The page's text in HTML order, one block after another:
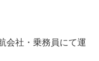
会社・乗務員にて運